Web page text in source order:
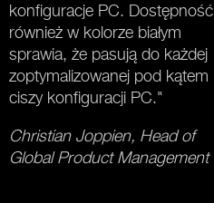
konfiguracje PC. Dostępność
również w kolorze białym
sprawia, że pasują do każdej
zoptymalizowanej pod kątem
ciszy konfiguracji PC."
Christian Joppien, Head of
Global Product Management